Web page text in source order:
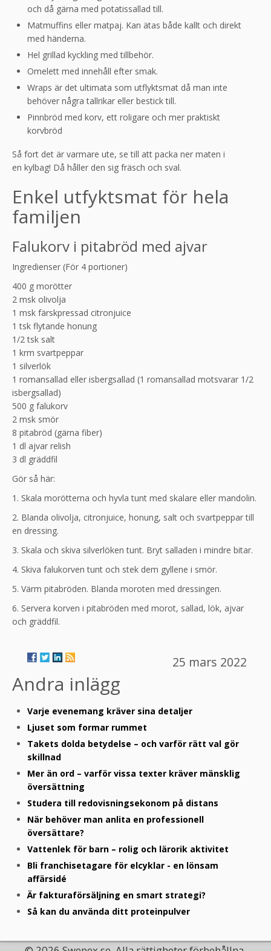
och då gärna med potatissallad till.
Matmuffins eller matpaj. Kan ätas både kallt och direkt
med händerna.
Hel grillad kyckling med tillbehör.
Omelett med innehåll efter smak.
Wraps är det ultimata som utflyktsmat då man inte
behöver några tallrikar eller bestick till.
Pinnbröd med korv, ett roligare och mer praktiskt
korvbröd
Så fort det är varmare ute, se till att packa ner maten i
en kylbag! Då håller den sig fräsch och sval.
Enkel utfyktsmat för hela
familjen
Falukorv i pitabröd med ajvar
Ingredienser (För 4 portioner)
400 g morötter
2 msk olivolja
1 msk färskpressad citronjuice
1 tsk flytande honung
1/2 tsk salt
1 krm svartpeppar
1 silverlök
1 romansallad eller isbergsallad (1 romansallad motsvarar 1/2
isbergsallad)
500 g falukorv
2 msk smör
8 pitabröd (gärna fiber)
1 dl ajvar relish
3 dl gräddfil
Gör så här:
1. Skala morötterna och hyvla tunt med skalare eller mandolin.
2. Blanda olivolja, citronjuice, honung, salt och svartpeppar till
en dressing.
3. Skala och skiva silverlöken tunt. Bryt salladen i mindre bitar.
4. Skiva falukorven tunt och stek dem gyllene i smör.
5. Värm pitabröden. Blanda moroten med dressingen.
6. Servera korven i pitabröden med morot, sallad, lök, ajvar
och gräddfil.
25 mars 2022
Andra inlägg
Varje evenemang kräver sina detaljer
Ljuset som formar rummet
Takets dolda betydelse – och varför rätt val gör
skillnad
Mer än ord – varför vissa texter kräver mänsklig
översättning
Studera till redovisningsekonom på distans
När behöver man anlita en professionell
översättare?
Vattenlek för barn – rolig och lärorik aktivitet
Bli franchisetagare för elcyklar - en lönsam
affärsidé
Är fakturaförsäljning en smart strategi?
Så kan du använda ditt proteinpulver